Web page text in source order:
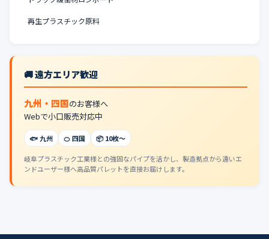
再生プラスチック原料
🚚 遠方エリア歓迎
九州・四国のお客様へ
Webで小口販売対応中
🐟 九州 🍊 四国 📦 10枚〜
岐阜プラスチック工業様との強固なパイプを活かし、製造拠点から遠いエ
ンドユーザー様へ高品質パレットを直接お届けします。